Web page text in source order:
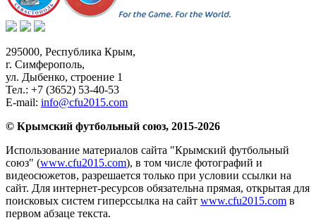
295000, Республика Крым,
г. Симферополь,
ул. Дыбенко, строение 1
Тел.: +7 (3652) 53-40-53
E-mail: info@cfu2015.com
© Крымский футбольный союз, 2015-2026
Использование материалов сайта "Крымский футбольный
союз" (www.cfu2015.com), в том числе фотографий и
видеосюжетов, разрешается только при условии ссылки на
сайт. Для интернет-ресурсов обязательна прямая, открытая для
поисковых систем гиперссылка на сайт www.cfu2015.com в
первом абзаце текста.